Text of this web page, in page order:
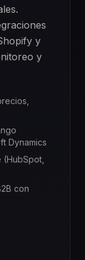
y
y
Dynamics
con